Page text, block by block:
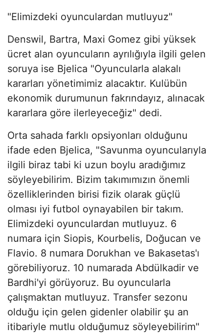
"Elimizdeki oyunculardan mutluyuz"
Denswil, Bartra, Maxi Gomez gibi yüksek
ücret alan oyuncuların ayrılığıyla ilgili gelen
soruya ise Bjelica "Oyuncularla alakalı
kararları yönetimimiz alacaktır. Kulübün
ekonomik durumunun fakrındayız, alınacak
kararlara göre ilerleyeceğiz" dedi.
Orta sahada farklı opsiyonları olduğunu
ifade eden Bjelica, "Savunma oyuncularıyla
ilgili biraz tabi ki uzun boylu aradığımız
söyleyebilirim. Bizim takımımızın önemli
özelliklerinden birisi fizik olarak güçlü
olması iyi futbol oynayabilen bir takım.
Elimizdeki oyunculardan mutluyuz. 6
numara için Siopis, Kourbelis, Doğucan ve
Flavio. 8 numara Dorukhan ve Bakasetas'ı
görebiliyoruz. 10 numarada Abdülkadir ve
Bardhi'yi görüyoruz. Bu oyuncularla
çalışmaktan mutluyuz. Transfer sezonu
olduğu için gelen gidenler olabilir şu an
itibariyle mutlu olduğumuz söyleyebilirim"